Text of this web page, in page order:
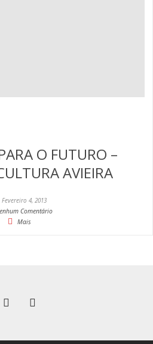
O FUTURO –
AVIEIRA
Fevereiro 4, 2013
Comentário
Mais